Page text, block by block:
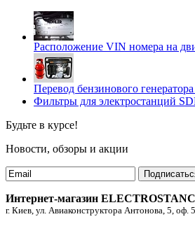
Расположение VIN номера на
Перевод бензинового генератора
Фильтры для электростанций
Будьте в курсе!
Новости, обзоры и акции
Интернет-магазин
г. Киев, ул. Авиаконструктора Антонова, 5, оф.